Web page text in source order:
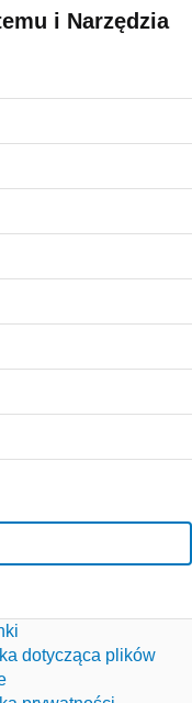
i Narzędzia
dotycząca plików